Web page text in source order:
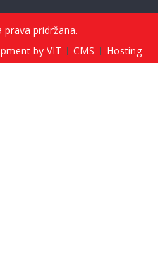
prava pridržana.
by VIT
CMS Hosting